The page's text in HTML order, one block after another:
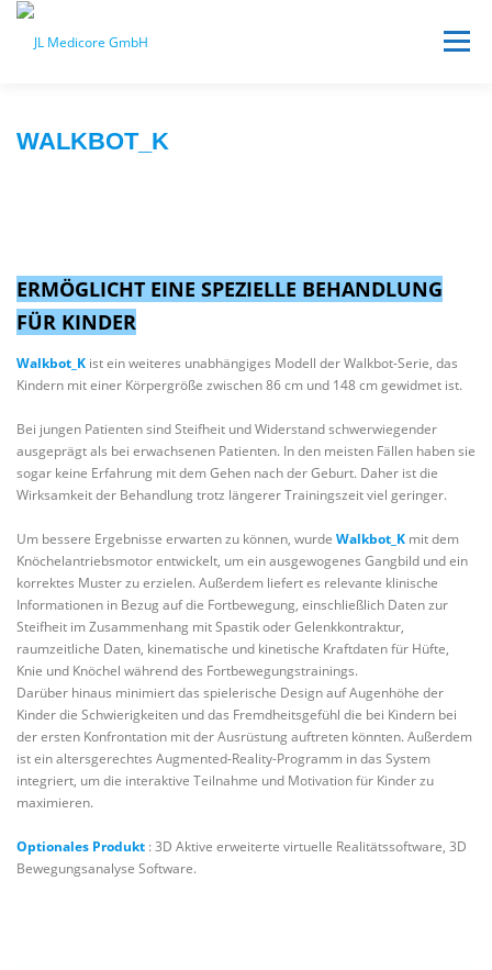
Skip to content
Menu
WALKBOT_K
ERMÖGLICHT EINE SPEZIELLE BEHANDLUNG
FÜR KINDER
Walkbot_K ist ein weiteres unabhängiges Modell der Walkbot-Serie, das
Kindern mit einer Körpergröße zwischen 86 cm und 148 cm gewidmet ist.
Bei jungen Patienten sind Steifheit und Widerstand schwerwiegender
ausgeprägt als bei erwachsenen Patienten. In den meisten Fällen haben sie
sogar keine Erfahrung mit dem Gehen nach der Geburt. Daher ist die
Wirksamkeit der Behandlung trotz längerer Trainingszeit viel geringer.
Um bessere Ergebnisse erwarten zu können, wurde Walkbot_K mit dem
Knöchelantriebsmotor entwickelt, um ein ausgewogenes Gangbild und ein
korrektes Muster zu erzielen. Außerdem liefert es relevante klinische
Informationen in Bezug auf die Fortbewegung, einschließlich Daten zur
Steifheit im Zusammenhang mit Spastik oder Gelenkkontraktur,
raumzeitliche Daten, kinematische und kinetische Kraftdaten für Hüfte,
Knie und Knöchel während des Fortbewegungstrainings.
Darüber hinaus minimiert das spielerische Design auf Augenhöhe der
Kinder die Schwierigkeiten und das Fremdheitsgefühl die bei Kindern bei
der ersten Konfrontation mit der Ausrüstung auftreten könnten. Außerdem
ist ein altersgerechtes Augmented-Reality-Programm in das System
integriert, um die interaktive Teilnahme und Motivation für Kinder zu
maximieren.
Optionales Produkt : 3D Aktive erweiterte virtuelle Realitätssoftware, 3D
Bewegungsanalyse Software.